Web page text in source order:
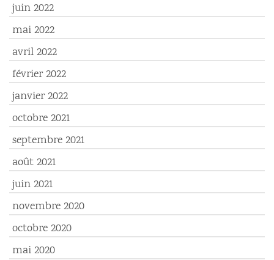
juin 2022
mai 2022
avril 2022
février 2022
janvier 2022
octobre 2021
septembre 2021
août 2021
juin 2021
novembre 2020
octobre 2020
mai 2020